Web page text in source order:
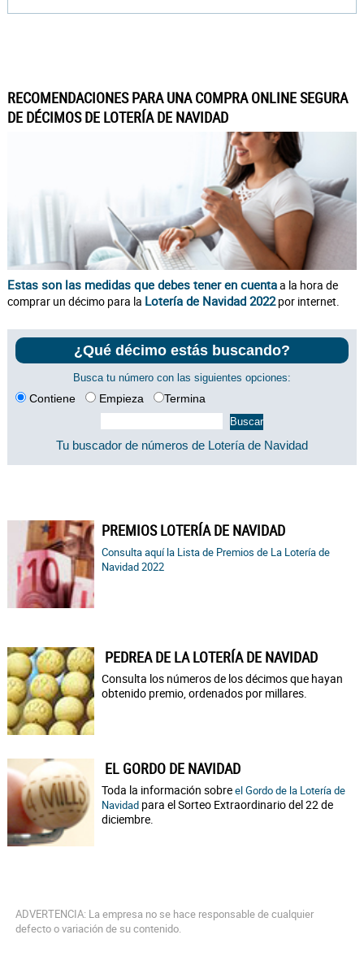
RECOMENDACIONES PARA UNA COMPRA ONLINE SEGURA
DE DÉCIMOS DE LOTERÍA DE NAVIDAD
Estas son las medidas que debes tener en cuentaa la hora de
comprar un décimo para la Lotería de Navidad 2022por internet.
¿Qué décimo estás buscando?
Busca tu número con las siguientes opciones:
Contiene Empieza Termina
Tu buscador de números de Lotería de Navidad
PREMIOS LOTERÍA DE NAVIDAD
Consulta aquí la Lista de Premios de La Lotería de
Navidad 2022
PEDREA DE LA LOTERÍA DE NAVIDAD
Consulta los números de los décimos que hayan
obtenido premio, ordenados por millares.
EL GORDO DE NAVIDAD
Toda la información sobreel Gordo de la Lotería de
Navidad para el Sorteo Extraordinario del 22 de
diciembre.
ADVERTENCIA: La empresa no se hace responsable de cualquier
defecto o variación de su contenido.